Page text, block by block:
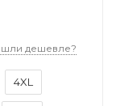
дешевле?
4XL